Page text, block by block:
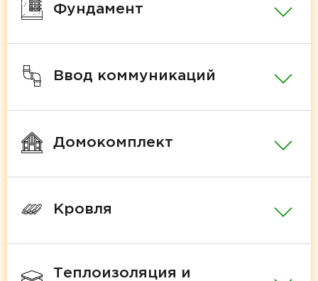
Фундамент
Ввод коммуникаций
Домокомплект
Кровля
Теплоизоляция и